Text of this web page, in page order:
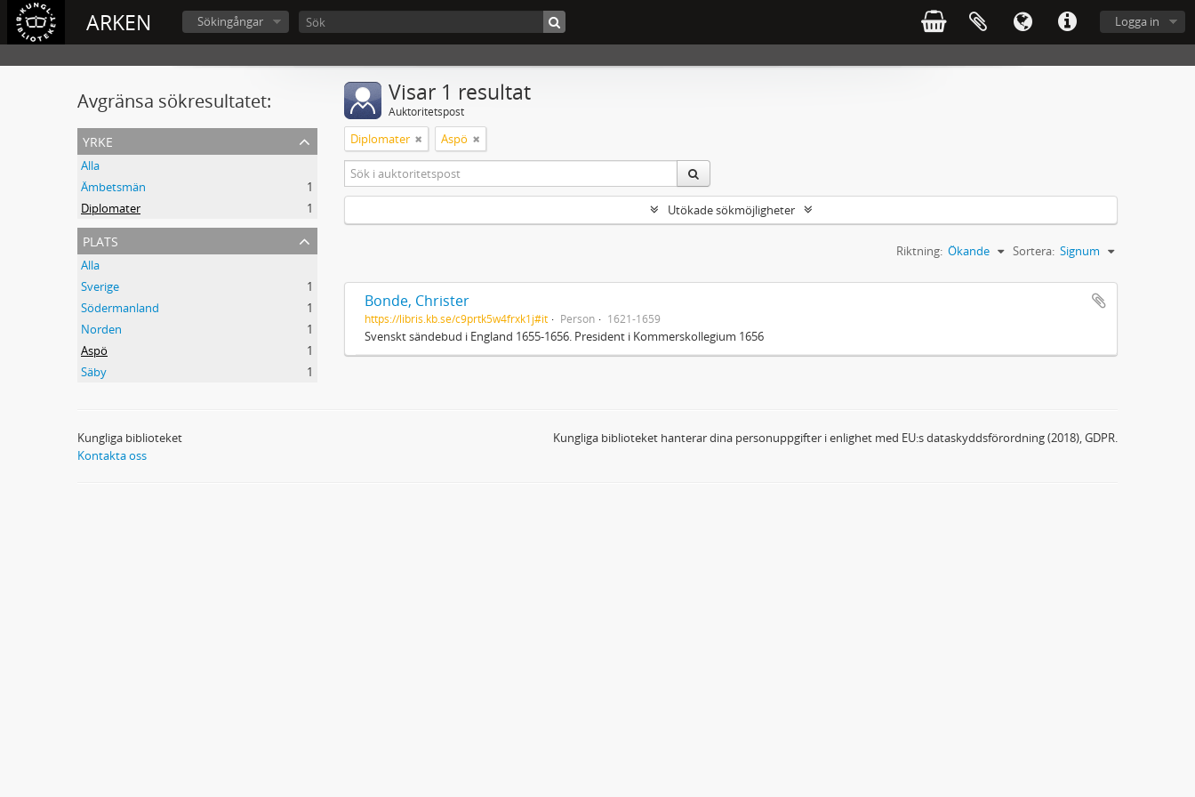
ARKEN Logga in
Sökingångar
Avgränsa sökresultatet:
yrke
Alla
Ämbetsmän
1
Diplomater
1
plats
Alla
Sverige
1
Södermanland
1
Norden
1
Aspö
1
Säby
1
Visar 1 resultat
Auktoritetspost
Diplomater Aspö
Utökade sökmöjligheter
Sortera: Signum
Riktning: Ökande
Bonde, Christer
https://libris.kb.se/c9prtk5w4frxk1j#it Person 1621-1659
Svenskt sändebud i England 1655-1656. President i Kommerskollegium 1656
Kungliga biblioteket
Kontakta oss
Kungliga biblioteket hanterar dina personuppgifter i enlighet med EU:s dataskyddsförordning (2018), GDPR.